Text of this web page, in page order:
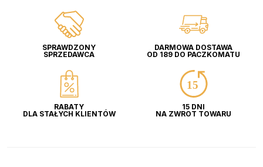
SPRAWDZONY
SPRZEDAWCA
DARMOWA DOSTAWA
OD 189 DO PACZKOMATU
RABATY
DLA STAŁYCH KLIENTÓW
15 DNI
NA ZWROT TOWARU